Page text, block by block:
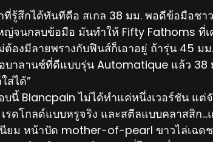
ที่รู้สึกได้ทันทีคือ สเกล 38 มม. พอดีข้อมือชา
ญ่จนกลบข้อมือ มันทำให้ Fifty Fathoms ที่
ต้องมีลายพรางกับฟินส์ก็เอาอยู่ ถ้ารุ่น 45 ม
บาลานซ์ที่ดีแบบรุ่น Automatique แล้ว 38
ส่ได้”
บนี้ Blancpain ไม่ได้ทำแค่หนึ่งเวอร์ชัน แต่
เรดโกลด์แบบหรูจริง และสตีลแบบคลาสสิก
นียม หน้าปัด mother-of-pearl ขาวไล่เฉด